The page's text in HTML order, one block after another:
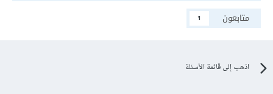
متابعون
1
اذهب إلى قائمة الأسئلة